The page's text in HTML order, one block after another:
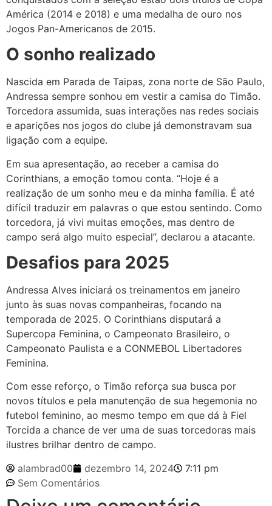
América (2014 e 2018) e uma medalha de ouro nos
Jogos Pan-Americanos de 2015.
O sonho realizado
Nascida em Parada de Taipas, zona norte de São Paulo,
Andressa sempre sonhou em vestir a camisa do Timão.
Torcedora assumida, suas interações nas redes sociais
e aparições nos jogos do clube já demonstravam sua
ligação com a equipe.
Em sua apresentação, ao receber a camisa do
Corinthians, a emoção tomou conta. “Hoje é a
realização de um sonho meu e da minha família. É até
difícil traduzir em palavras o que estou sentindo. Como
torcedora, já vivi muitas emoções, mas dentro de
campo será algo muito especial”, declarou a atacante.
Desafios para 2025
Andressa Alves iniciará os treinamentos em janeiro
junto às suas novas companheiras, focando na
temporada de 2025. O Corinthians disputará a
Supercopa Feminina, o Campeonato Brasileiro, o
Campeonato Paulista e a CONMEBOL Libertadores
Feminina.
Com esse reforço, o Timão reforça sua busca por
novos títulos e pela manutenção de sua hegemonia no
futebol feminino, ao mesmo tempo em que dá à Fiel
Torcida a chance de ver uma de suas torcedoras mais
ilustres brilhar dentro de campo.
alambrad00
dezembro 14, 2024
7:11 pm
Sem Comentários